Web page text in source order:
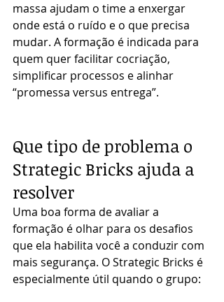
massa ajudam o time a enxergar
onde está o ruído e o que precisa
mudar. A formação é indicada para
quem quer facilitar cocriação,
simplificar processos e alinhar
“promessa versus entrega”.
Que tipo de problema o
Strategic Bricks ajuda a
resolver
Uma boa forma de avaliar a
formação é olhar para os desafios
que ela habilita você a conduzir com
mais segurança. O Strategic Bricks é
especialmente útil quando o grupo: